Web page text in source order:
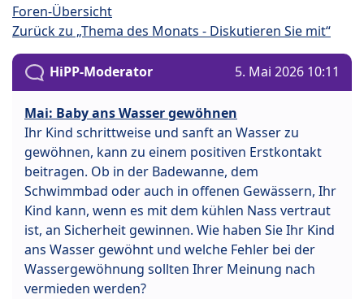
Foren-Übersicht
Zurück zu „Thema des Monats - Diskutieren Sie mit“
HiPP-Moderator 5. Mai 2026 10:11
Mai: Baby ans Wasser gewöhnen
Ihr Kind schrittweise und sanft an Wasser zu
gewöhnen, kann zu einem positiven Erstkontakt
beitragen. Ob in der Badewanne, dem
Schwimmbad oder auch in offenen Gewässern, Ihr
Kind kann, wenn es mit dem kühlen Nass vertraut
ist, an Sicherheit gewinnen. Wie haben Sie Ihr Kind
ans Wasser gewöhnt und welche Fehler bei der
Wassergewöhnung sollten Ihrer Meinung nach
vermieden werden?